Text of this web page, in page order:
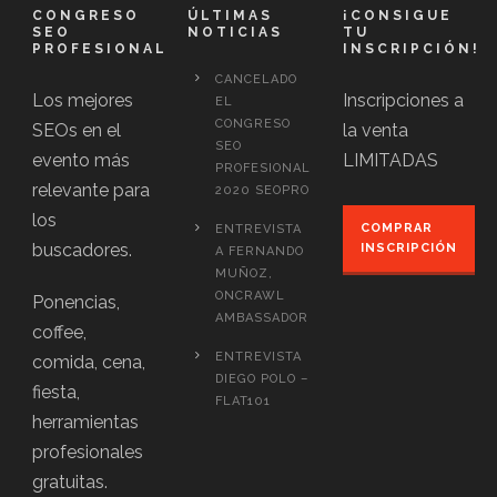
CONGRESO
SEO
PROFESIONAL
Los mejores
SEOs en el
evento más
relevante para
los
buscadores.
Ponencias,
coffee,
comida, cena,
fiesta,
herramientas
profesionales
gratuitas.
ÚLTIMAS
NOTICIAS
CANCELADO
EL
CONGRESO
SEO
PROFESIONAL
2020 SEOPRO
ENTREVISTA
A FERNANDO
MUÑOZ,
ONCRAWL
AMBASSADOR
ENTREVISTA
DIEGO POLO –
FLAT101
¡CONSIGUE
TU
INSCRIPCIÓN!
Inscripciones a
la venta
LIMITADAS
COMPRAR
INSCRIPCIÓN